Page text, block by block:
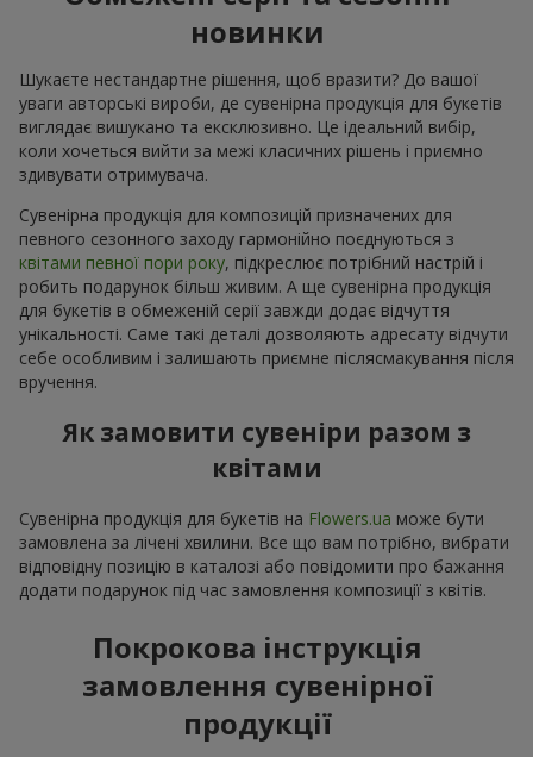
новинки
Шукаєте нестандартне рішення, щоб вразити? До вашої
уваги авторські вироби, де сувенірна продукція для букетів
виглядає вишукано та ексклюзивно. Це ідеальний вибір,
коли хочеться вийти за межі класичних рішень і приємно
здивувати отримувача.
Сувенірна продукція для композицій призначених для
певного сезонного заходу гармонійно поєднуються з
квітами певної пори року, підкреслює потрібний настрій і
робить подарунок більш живим. А ще сувенірна продукція
для букетів в обмеженій серії завжди додає відчуття
унікальності. Саме такі деталі дозволяють адресату відчути
себе особливим і залишають приємне післясмакування після
вручення.
Як замовити сувеніри разом з
квітами
Сувенірна продукція для букетів на Flowers.ua може бути
замовлена за лічені хвилини. Все що вам потрібно, вибрати
відповідну позицію в каталозі або повідомити про бажання
додати подарунок під час замовлення композиції з квітів.
Покрокова інструкція
замовлення сувенірної
продукції